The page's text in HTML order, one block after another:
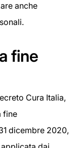
anche
fine
Cura Italia,
fine
dicembre 2020,